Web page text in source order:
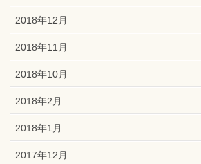
2018年12月
2018年11月
2018年10月
2018年2月
2018年1月
2017年12月